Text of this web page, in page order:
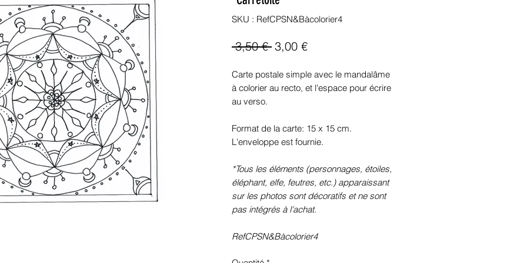
SKU : RefCPSN&Bàcolorier4
3,50 € Prix
3,00 €Prix
Carte postale simple avec le mandalâme
à colorier au recto, et l'espace pour écrire
au verso.
Format de la carte: 15 x 15 cm.
L'enveloppe est fournie.
*Tous les éléments (personnages, étoiles,
éléphant, elfe, feutres, etc.) apparaissant
sur les photos sont décoratifs et ne sont
pas intégrés à l'achat.
RefCPSN&Bàcolorier4